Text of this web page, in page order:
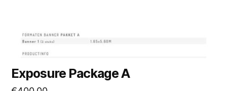
Exposure Package A